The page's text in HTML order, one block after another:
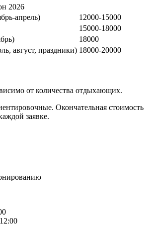
2026
апрель)
12000-15000
15000-18000
18000
август, праздники) 18000-20000
от количества отдыхающих.
Окончательная стоимость
заявке.